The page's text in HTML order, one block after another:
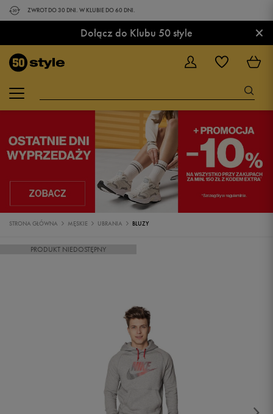
ZWROT DO 30 DNI. W KLUBIE DO 60 DNI.
Dołącz do Klubu 50 style ×
STRONA GŁÓWNA MĘSKIE UBRANIA BLUZY
PRODUKT NIEDOSTĘPNY